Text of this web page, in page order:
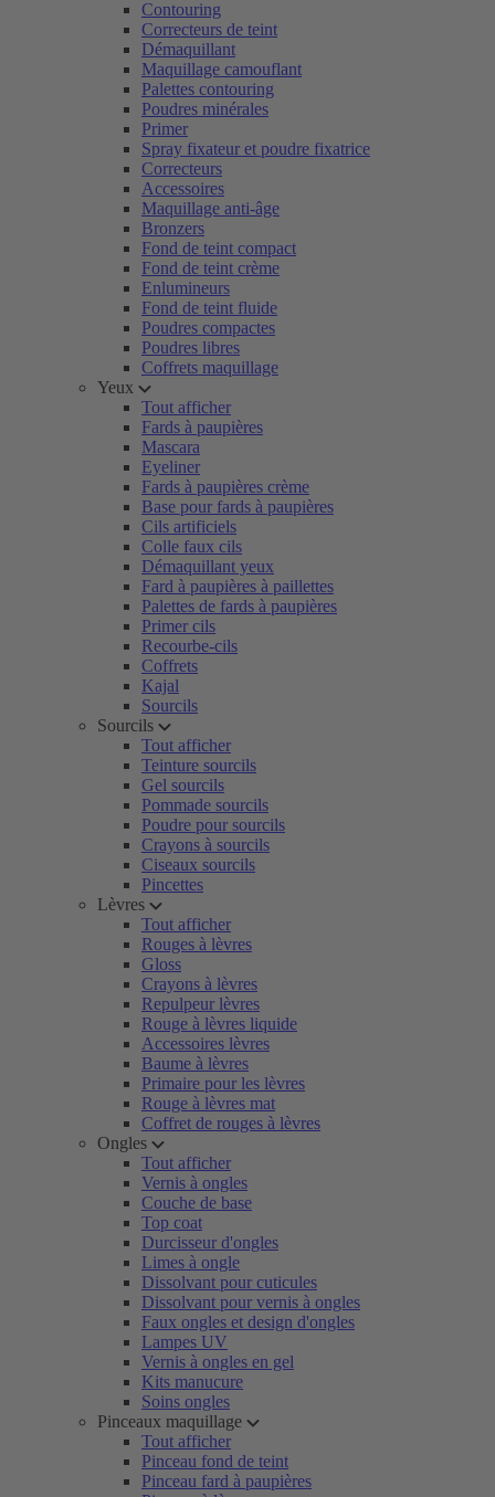
Contouring
Correcteurs de teint
Démaquillant
Maquillage camouflant
Palettes contouring
Poudres minérales
Primer
Spray fixateur et poudre fixatrice
Correcteurs
Accessoires
Maquillage anti-âge
Bronzers
Fond de teint compact
Fond de teint crème
Enlumineurs
Fond de teint fluide
Poudres compactes
Poudres libres
Coffrets maquillage
Yeux
Tout afficher
Fards à paupières
Mascara
Eyeliner
Fards à paupières crème
Base pour fards à paupières
Cils artificiels
Colle faux cils
Démaquillant yeux
Fard à paupières à paillettes
Palettes de fards à paupières
Primer cils
Recourbe-cils
Coffrets
Kajal
Sourcils
Sourcils
Tout afficher
Teinture sourcils
Gel sourcils
Pommade sourcils
Poudre pour sourcils
Crayons à sourcils
Ciseaux sourcils
Pincettes
Lèvres
Tout afficher
Rouges à lèvres
Gloss
Crayons à lèvres
Repulpeur lèvres
Rouge à lèvres liquide
Accessoires lèvres
Baume à lèvres
Primaire pour les lèvres
Rouge à lèvres mat
Coffret de rouges à lèvres
Ongles
Tout afficher
Vernis à ongles
Couche de base
Top coat
Durcisseur d'ongles
Limes à ongle
Dissolvant pour cuticules
Dissolvant pour vernis à ongles
Faux ongles et design d'ongles
Lampes UV
Vernis à ongles en gel
Kits manucure
Soins ongles
Pinceaux maquillage
Tout afficher
Pinceau fond de teint
Pinceau fard à paupières